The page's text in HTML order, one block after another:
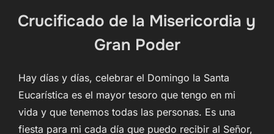
Crucificado de la Misericordia y
Gran Poder
Hay días y días, celebrar el Domingo la Santa
Eucarística es el mayor tesoro que tengo en mi
vida y que tenemos todas las personas. Es una
fiesta para mi cada día que puedo recibir al Señor,